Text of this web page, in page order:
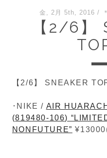
金, 2月 5th, 2016 /
【2/6】
【2/6】 SNEAKER
･NIKE / AIR
(819480-106)
NONFUTURE”